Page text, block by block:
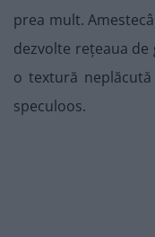
prea mult.
dezvolte rețeaua de
o textură
speculoos.